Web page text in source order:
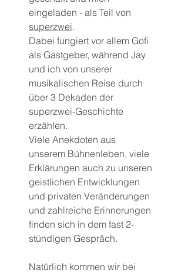
eingeladen - als Teil von
superzwei.
Dabei fungiert vor allem Gofi
als Gastgeber, während Jay
und ich von unserer
musikalischen Reise durch
über 3 Dekaden der
superzwei-Geschichte
erzählen.
Viele Anekdoten aus
unserem Bühnenleben, viele
Erklärungen auch zu unseren
geistlichen Entwicklungen
und privaten Veränderungen
und zahlreiche Erinnerungen
finden sich in dem fast 2-
stündigen Gespräch.
Natürlich kommen wir bei